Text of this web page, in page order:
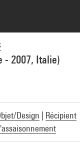
- 2007, Italie)
Design
Récipient
Migeat - Centre
[1995 CX 6022]